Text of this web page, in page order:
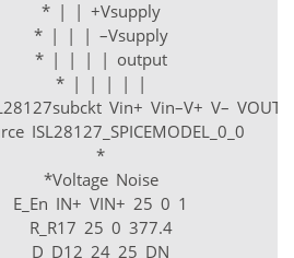
* | | +Vsupply
* | | | –Vsupply
* | | | | output
* | | | | |
Vin+ Vin–V+ V– VOUT
ISL28127_SPICEMODEL_0_0
*
*Voltage Noise
E_En IN+ VIN+ 25 0 1
R_R17 25 0 377.4
D_D12 24 25 DN